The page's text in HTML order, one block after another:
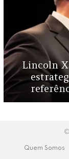
Lincoln
Quem Somos